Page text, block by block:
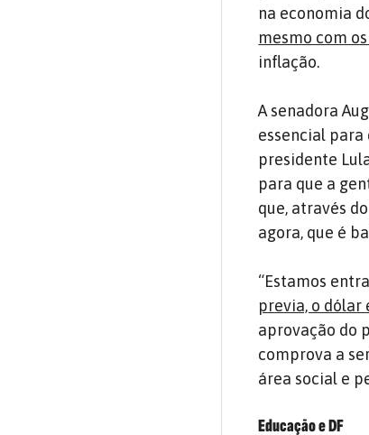
na economia
mesmo com
inflação.
A senadora
essencial
presidente
para que a
que, através
agora, que é
“Estamos
previa, o dólar
aprovação do
comprova a
área social e
Educação e DF